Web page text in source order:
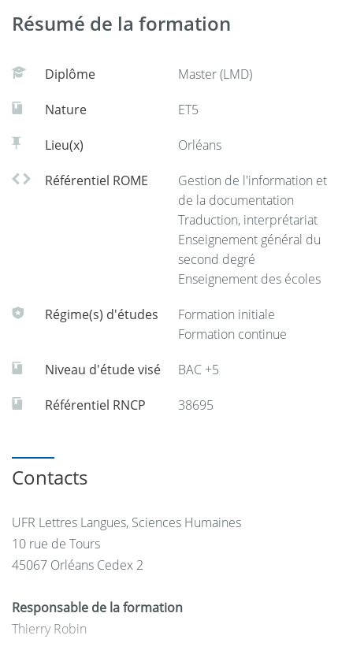
Les étudiants seront ainsi formés aux techniques de la
méthodes de recherche dans différents domaines (veille
bibliographiques, analyse, interprétation et synthèse de
données, connaissance des outils et produits numériques
en rapport avec les compétences et domaines étudiés).
La formation comprend un séjour ou un stage à l’étranger
ou en milieu professionnel international.
Courriel :
https://www.univ-orleans.fr/doip
Résumé de la formation
Diplôme Master (LMD)
Nature ET5
Lieu(x) Orléans
Référentiel ROME
Gestion de l'information et
de la documentation
Traduction, interprétariat
Enseignement général du
second degré
Enseignement des écoles
Régime(s) d'études
Formation initiale
Formation continue
Niveau d'étude visé BAC +5
Référentiel RNCP 38695
Contacts
UFR Lettres Langues, Sciences Humaines
10 rue de Tours
45067 Orléans Cedex 2
Responsable de la formation
Thierry Robin